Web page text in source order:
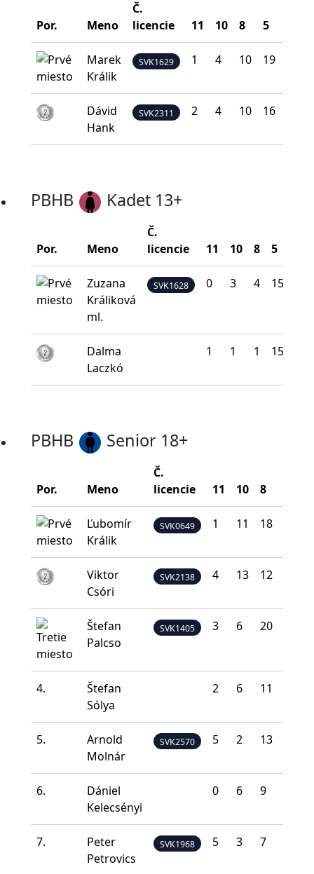
Por. Meno
Č.
licencie
11 10 8 5
Marek
Králik
SVK1629 1 4 10 19
Dávid
Hank
SVK2311 2 4 10 16
PBHB Kadet 13+
Por. Meno
Č.
licencie
11 10 8 5
Zuzana
Králiková
ml.
SVK1628 0 3 4 15
Dalma
Laczkó
1 1 1 15
PBHB Senior 18+
Por. Meno
Č.
licencie
11 10 8
Ľubomír
Králik
SVK0649 1 11 18
Viktor
Csóri
SVK2138 4 13 12
Štefan
Palcso
SVK1405 3 6 20
4.
Štefan
Sólya
2 6 11
5.
Arnold
Molnár
SVK2570 5 2 13
6.
Dániel
Kelecsényi
0 6 9
7.
Peter
Petrovics
SVK1968 5 3 7